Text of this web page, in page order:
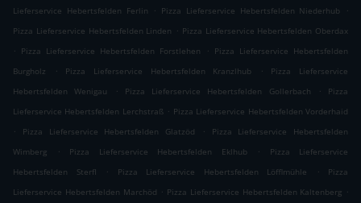
Lieferservice Hebertsfelden Ferlin
. Pizza Lieferservice Hebertsfelden Niederhub
.
Pizza Lieferservice Hebertsfelden Linden . Pizza Lieferservice Hebertsfelden Oberdax
. Pizza Lieferservice Hebertsfelden Forstlehen . Pizza Lieferservice Hebertsfelden
Burgholz
. Pizza Lieferservice Hebertsfelden Kranzlhub .
Pizza Lieferservice
Hebertsfelden Wenigau
. Pizza Lieferservice Hebertsfelden Gollerbach .
Pizza
Lieferservice Hebertsfelden Lerchstraß . Pizza Lieferservice Hebertsfelden Vorderhaid
.
Pizza Lieferservice Hebertsfelden Glatzöd .
Pizza Lieferservice Hebertsfelden
Wimberg
. Pizza Lieferservice Hebertsfelden Eklhub .
Pizza Lieferservice
Hebertsfelden Sterfl
. Pizza Lieferservice Hebertsfelden Löfflmühle .
Pizza
Lieferservice Hebertsfelden Marchöd . Pizza Lieferservice Hebertsfelden Kaltenberg .